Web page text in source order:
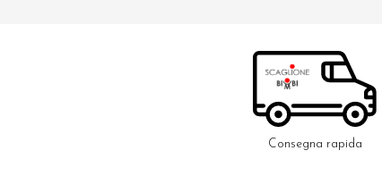
Consegna rapida